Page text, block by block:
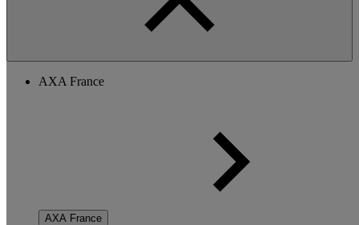
AXA France
AXA France